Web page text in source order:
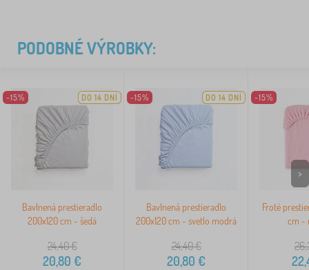
PODOBNÉ VÝROBKY:
-15% DO 14 DNÍ
Bavlnená prestieradlo
200x120 cm - šedá
24,40€
20,80 €
-15% DO 14 DNÍ
Bavlnená prestieradlo
200x120 cm - svetlo modrá
24,40€
20,80 €
-15%
Froté
cm -
>